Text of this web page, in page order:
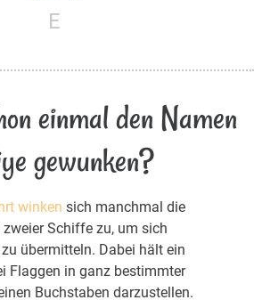
E
einmal den Namen
gewunken?
winken sich manchmal die
Schiffe zu, um sich
übermitteln. Dabei hält ein
Flaggen in ganz bestimmter
Buchstaben darzustellen.